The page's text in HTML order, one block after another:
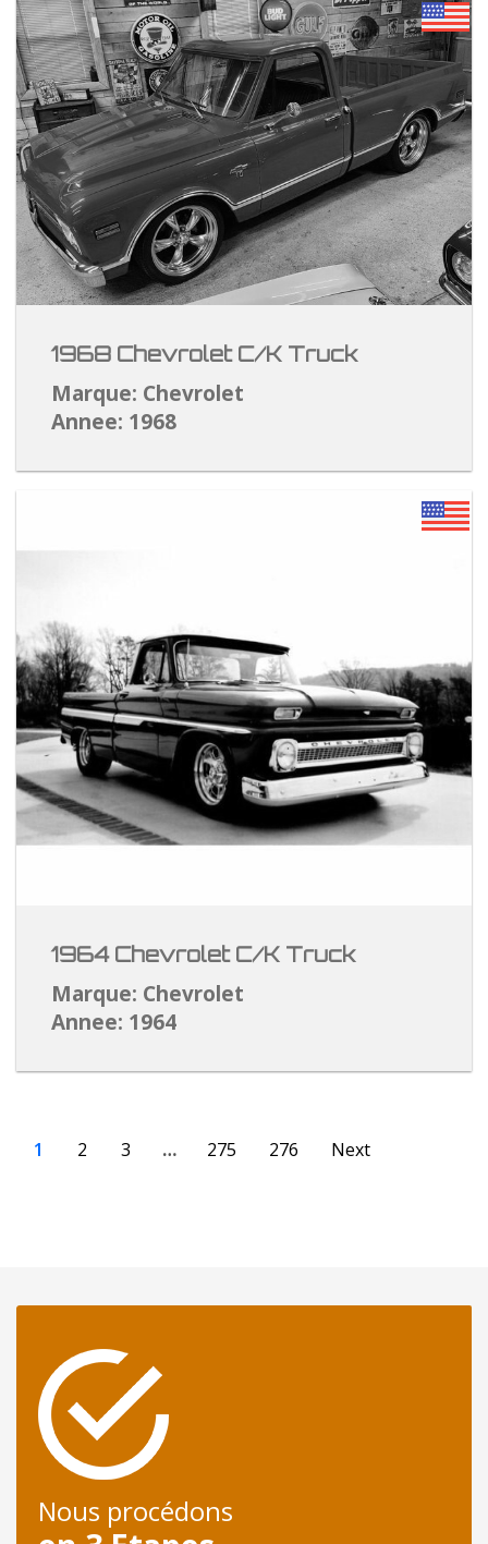
1968 Chevrolet C/K Truck
Marque: Chevrolet
Annee: 1968
1964 Chevrolet C/K Truck
Marque: Chevrolet
Annee: 1964
1 2 3 … 275 276 Next
Nous procédons